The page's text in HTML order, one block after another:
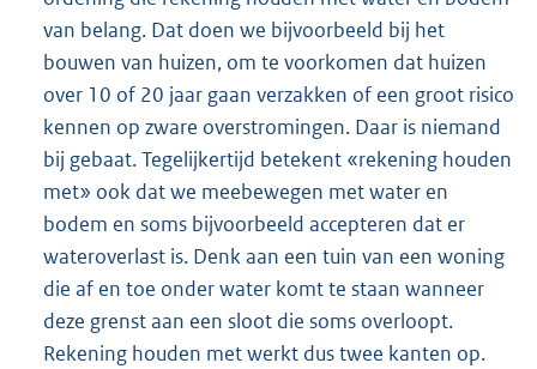
van belang. Dat doen we bijvoorbeeld bij het
bouwen van huizen, om te voorkomen dat huizen
over 10 of 20 jaar gaan verzakken of een groot risico
kennen op zware overstromingen. Daar is niemand
bij gebaat. Tegelijkertijd betekent «rekening houden
met» ook dat we meebewegen met water en
bodem en soms bijvoorbeeld accepteren dat er
wateroverlast is. Denk aan een tuin van een woning
die af en toe onder water komt te staan wanneer
deze grenst aan een sloot die soms overloopt.
Rekening houden met werkt dus twee kanten op.